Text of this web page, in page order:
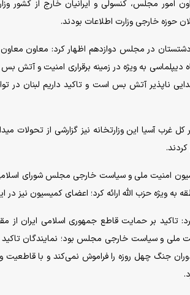
امور مجلس، کنسولی و ایرانیان خارج از کشور
حوزه خارجی وزارت اطلاعات بودند.
دشتستان در مجلس دوازدهم اظهار کرد: معاون
دیپلماسی به ویژه در زمینه برقراری امنیت و آتش بس
ناپذیر آتش بس است و تاکید داریم لبنان در
غرب آسیا این وزارتخانه نیز گزارشی از تحولات
کردند.
امنیت ملی و سیاست خارجی مجلس شورای اسلامی
به ویژه حزب الله ارائه کرد؛ اعضای کمیسیون نیز
تاکید بر حمایت قاطع جمهوری اسلامی ایران از
ملی و سیاست خارجی مجلس بود؛ نمایندگان تاکید
جنگ چهل روزه را فراموش نمی‌کند و با قاطعیت